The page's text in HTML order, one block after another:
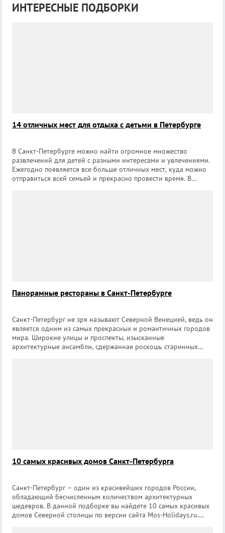
ИНТЕРЕСНЫЕ ПОДБОРКИ
14 отличных мест для отдыха с детьми в Петербурге
В Санкт-Петербурге можно найти огромное множество
развлечений для детей с разными интересами и увлечениями.
Ежегодно появляется все больше отличных мест, куда можно
отправиться всей семьей и прекрасно провести время. В
Панорамные рестораны в Санкт-Петербурге
Санкт-Петербург не зря называют Северной Венецией, ведь он
является одним из самых прекрасных и романтичных городов
мира. Широкие улицы и проспекты, изысканные
архитектурные ансамбли, сдержанная роскошь старинных
10 самых красивых домов Санкт-Петербурга
Санкт-Петербург – один из красивейших городов России,
обладающий бесчисленным количеством архитектурных
шедевров. В данной подборке вы найдете 10 самых красивых
домов Северной столицы по версии сайта Mos-Holidays.ru.